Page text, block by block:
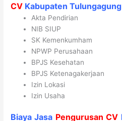
CV KabupatenTulungagung
Akta Pendirian
NIB SIUP
SK Kemenkumham
NPWP Perusahaan
BPJS Kesehatan
BPJS Ketenagakerjaan
Izin Lokasi
Izin Usaha
Biaya Jasa Pengurusan CV